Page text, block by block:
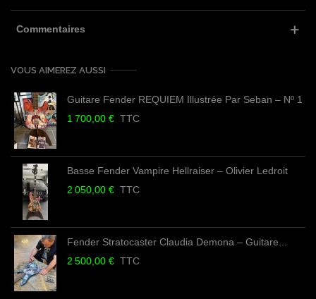
Commentaires
VOUS AIMEREZ AUSSI
Guitare Fender REQUIEM Illustrée Par Seban – Nº 1
1 700,00 € TTC
Basse Fender Vampire Hellraiser – Olivier Ledroit
2 050,00 € TTC
Fender Stratocaster Claudia Demona – Guitare...
2 500,00 € TTC